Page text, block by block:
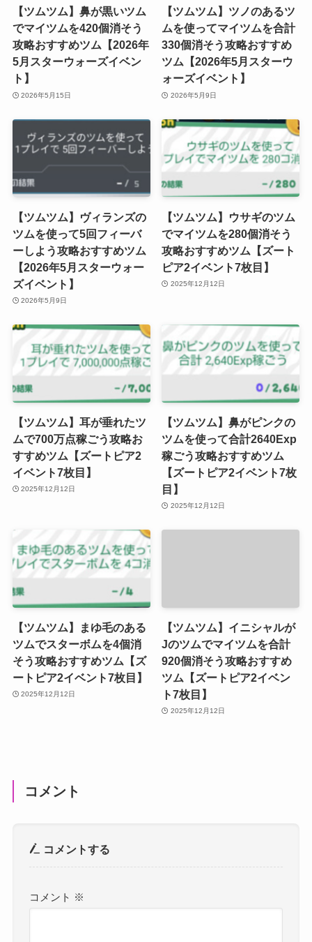
【ツムツム】鼻が黒いツム
でマイツムを420個消そう
攻略おすすめツム【2026年
5月スターウォーズイベン
ト】
2026年5月15日
【ツムツム】ツノのあるツ
ムを使ってマイツムを合計
330個消そう攻略おすすめ
ツム【2026年5月スターウ
ォーズイベント】
2026年5月9日
【ツムツム】ヴィランズの
ツムを使って5回フィーバ
ーしよう攻略おすすめツム
【2026年5月スターウォー
ズイベント】
2026年5月9日
【ツムツム】ウサギのツム
でマイツムを280個消そう
攻略おすすめツム【ズート
ピア2イベント7枚目】
2025年12月12日
【ツムツム】耳が垂れたツ
ムで700万点稼ごう攻略お
すすめツム【ズートピア2
イベント7枚目】
2025年12月12日
【ツムツム】鼻がピンクの
ツムを使って合計2640Exp
稼ごう攻略おすすめツム
【ズートピア2イベント7枚
目】
2025年12月12日
【ツムツム】まゆ毛のある
ツムでスターボムを4個消
そう攻略おすすめツム【ズ
ートピア2イベント7枚目】
2025年12月12日
【ツムツム】イニシャルが
Jのツムでマイツムを合計
920個消そう攻略おすすめ
ツム【ズートピア2イベン
ト7枚目】
2025年12月12日
コメント
コメントする
コメント ※